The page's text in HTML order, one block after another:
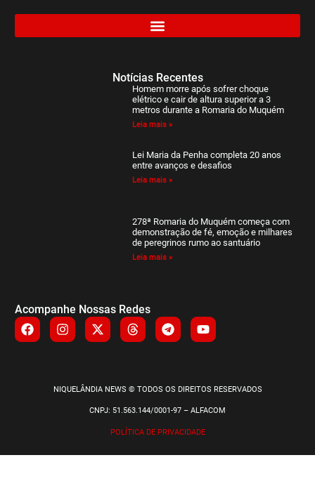
Notícias Recentes
Homem morre após sofrer choque
elétrico e cair de altura superior a 3
metros durante a Romaria do Muquém
Leia mais »
Lei Maria da Penha completa 20 anos
entre avanços e desafios
Leia mais »
278ª Romaria do Muquém começa com
demonstração de fé, emoção e milhares
de peregrinos rumo ao santuário
Leia mais »
Acompanhe Nossas Redes
NIQUELÂNDIA NEWS © TODOS OS DIREITOS RESERVADOS
CNPJ: 51.563.144/0001-97 – ALFACOM
POLÍTICA DE PRIVACIDADE